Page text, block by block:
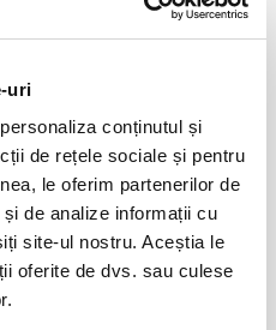
uri
conținutul și
de rețele sociale și pentru
le oferim partenerilor de
de analize informații cu
site-ul nostru. Aceștia le
oferite de dvs. sau culese
într-o experiență sonoră
preturile biletelor sau
costuri aditionale ce trebuie
intermediere, procesare, emitere
in care veti solicita livrarea
cost Asigurare En Garde (in cazul
asigurari de bilete), costuri
pagina